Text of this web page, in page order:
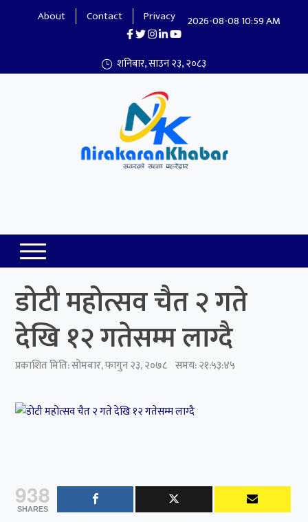
About Contact Privacy 2026-08-08 10:59 AM
शनिबार, साउन २३, २०८३
डोटी महोत्सव चैत २ गते
देखि १२ गतेसम्म लाग्दै
प्रकाशित मिति:सोमबार, फागुन २३, २०७८ समय: २१:५३:४५
938
SHARES